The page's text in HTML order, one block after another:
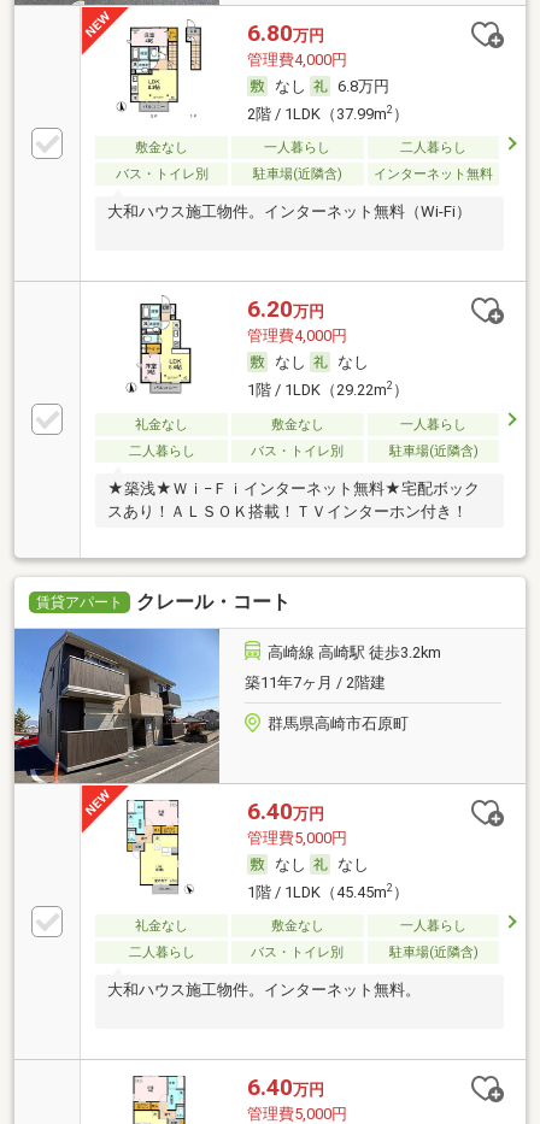
6.80万円
管理費4,000円
なし
6.8万円
2階 / 1LDK（37.99m2）
敷金なし 一人暮らし
二人暮らし
バス・トイレ別
駐車場(近隣含) インターネット無料
大和ハウス施工物件。インターネット無料（Wi-Fi）
6.20万円
管理費4,000円
なし
なし
1階 / 1LDK（29.22m2）
礼金なし 敷金なし
一人暮らし
二人暮らし
バス・トイレ別 駐車場(近隣含)
★築浅★Ｗｉ−Ｆｉインターネット無料★宅配ボック
スあり！ＡＬＳＯＫ搭載！ＴＶインターホン付き！
賃貸アパート クレール・コート
高崎線 高崎駅 徒歩3.2km
築11年7ヶ月 / 2階建
群馬県高崎市石原町
6.40万円
管理費5,000円
なし
なし
1階 / 1LDK（45.45m2）
礼金なし 敷金なし
一人暮らし
二人暮らし
バス・トイレ別 駐車場(近隣含)
大和ハウス施工物件。インターネット無料。
6.40万円
管理費5,000円